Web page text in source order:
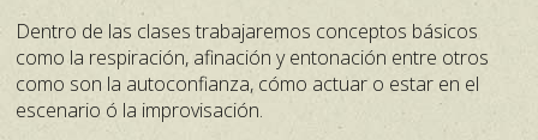
Dentro de las clases trabajaremos conceptos básicos
como la respiración, afinación y entonación entre otros
como son la autoconfianza, cómo actuar o estar en el
escenario ó la improvisación.